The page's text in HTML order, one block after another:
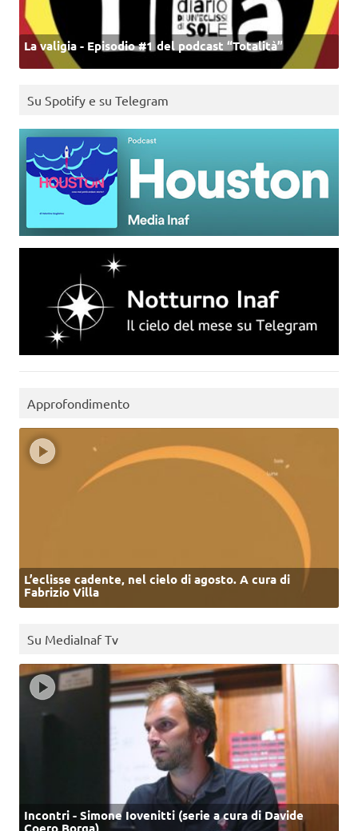
La valigia - Episodio #1 del podcast “Totalità”
Su Spotify e su Telegram
Approfondimento
L’eclisse cadente, nel cielo di agosto. A cura di
Fabrizio Villa
Su MediaInaf Tv
Incontri - Simone Iovenitti (serie a cura di Davide
Coero Borga)